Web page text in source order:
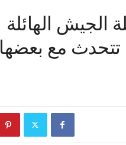
الهائلة
تتحدث مع بعضها